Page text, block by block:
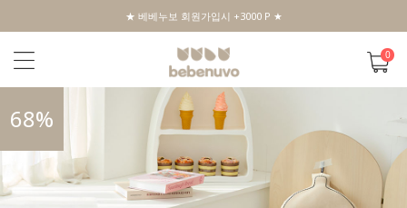
★ 베베누보 회원가입시 +3000 P ★
0
68%